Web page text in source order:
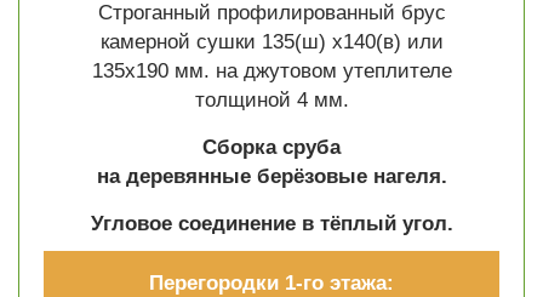
Строганный профилированный брус
камерной сушки 135(ш) х140(в) или
135х190 мм. на джутовом утеплителе
толщиной 4 мм.
Сборка сруба
на деревянные берёзовые нагеля.
Угловое соединение в тёплый угол.
Перегородки 1-го этажа: